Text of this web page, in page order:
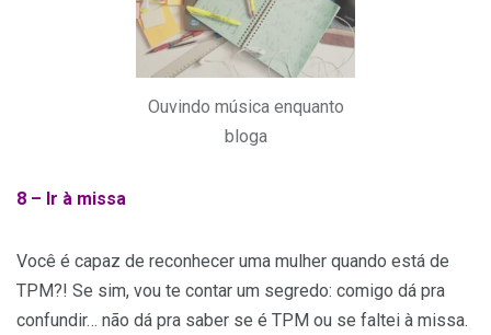
Ouvindo música enquanto
bloga
8 – Ir à missa
Você é capaz de reconhecer uma mulher quando está de
TPM?! Se sim, vou te contar um segredo: comigo dá pra
confundir… não dá pra saber se é TPM ou se faltei à missa.